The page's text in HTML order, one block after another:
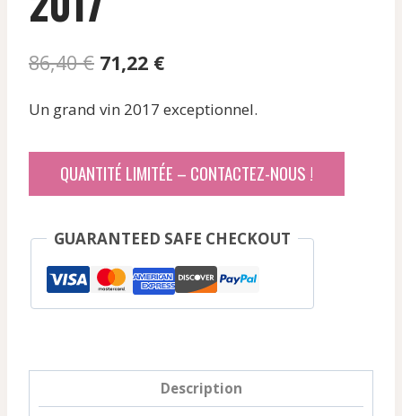
86,40€ Le
initial
était :
86,40 €.
71,22 €Le
actuel
est :
71,22 €.
Un grand vin 2017 exceptionnel.
QUANTITÉ LIMITÉE – CONTACTEZ-NOUS !
GUARANTEED SAFE CHECKOUT
Description